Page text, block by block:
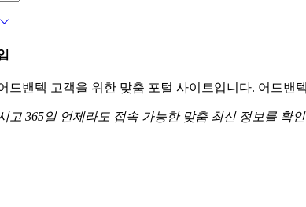
드밴텍 고객을 위한 맞춤 포털 사이트입니다. 어드
고 365일 언제라도 접속 가능한 맞춤 최신 정보를 확